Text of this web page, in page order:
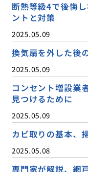
断熱等級4で後悔
ントと対策
2025.05.09
換気扇を外した後
2025.05.09
コンセント増設業
見つけるために
2025.05.09
カビ取りの基本、
2025.05.08
専門家が解説、網